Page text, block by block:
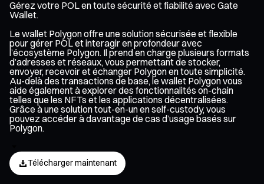
Gérez votre POL en toute sécurité et fiabilité avec Gate
Wallet.
Le wallet Polygon offre une solution sécurisée et flexible
pour gérer POL et interagir en profondeur avec
l’écosystème Polygon. Il prend en charge plusieurs formats
d’adresses et réseaux, vous permettant de stocker,
envoyer, recevoir et échanger Polygon en toute simplicité.
Au-delà des transactions de base, le wallet Polygon vous
aide également à explorer des fonctionnalités on-chain
telles que les NFTs et les applications décentralisées.
Grâce à une solution tout-en-un en self-custody, vous
pouvez accéder à davantage de cas d’usage basés sur
Polygon.
Télécharger maintenant